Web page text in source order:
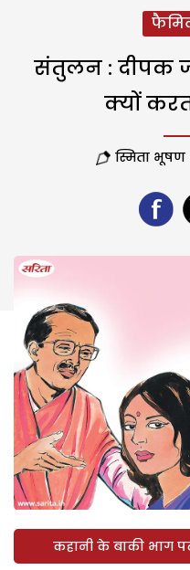
संतुलन : दीपक
क्यों
स्मिता भूषण
कहानी के बाकी भाग